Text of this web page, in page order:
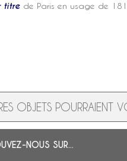
titre de Paris en usage de
OBJETS POURRAIENT
NOUS SUR...